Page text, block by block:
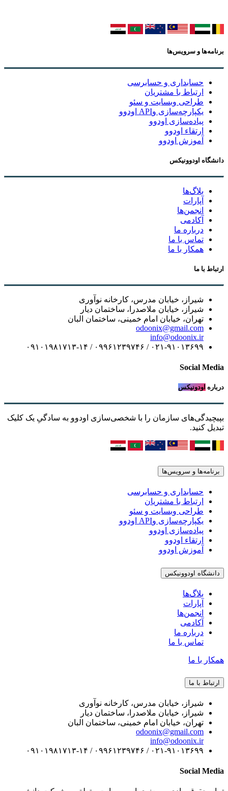
برنامه‌ها و سرویس‌ها
حسابداری و حسابرسی
ارتباط با مشتریان
طراحی وبسایت و سئو
یکپارچه‌سازی وAPI اودوو
پیاده‌سازی اودوو
ارتقاء اودوو
آموزش اودوو
دانشگاه اودوونیکس
بلاگ‌ها
آپارات
انجمن‌ها
آکادمی
درباره ما
تماس با ما
همکار با ما
ارتباط با ما
شیراز، خیابان مدرس، کارخانه نوآوری
شیراز، خیابان ملاصدرا، ساختمان دیار
تهران، خیابان امام خمینی، ساختمان البان
odoonix@gmail.com
info@odoonix.ir
۰۲۱-۹۱۰۱۳۶۹۹ / ۰۹۹۶۱۲۳۹۷۴۶ / ۰۹۱۰۱۹۸۱۷۱۳-۱۴
Social Media
درباره اودونیکس
بپیچیدگی‌های سازمان را با شخصی‌سازی اودوو به سادگیِ یک کلیک
تبدیل کنید.
برنامه‌ها و سرویس‌ها
حسابداری و حسابرسی
ارتباط با مشتریان
طراحی وبسایت و سئو
یکپارچه‌سازی وAPI اودوو
پیاده‌سازی اودوو
ارتقاء اودوو
آموزش اودوو
دانشگاه اودوونیکس
بلاگ‌ها
آپارات
انجمن‌ها
آکادمی
درباره ما
تماس با ما
همکار با ما
ارتباط با ما
شیراز، خیابان مدرس، کارخانه نوآوری
شیراز، خیابان ملاصدرا، ساختمان دیار
تهران، خیابان امام خمینی، ساختمان البان
odoonix@gmail.com
info@odoonix.ir
۰۲۱-۹۱۰۱۳۶۹۹ / ۰۹۹۶۱۲۳۹۷۴۶ / ۰۹۱۰۱۹۸۱۷۱۳-۱۴
Social Media